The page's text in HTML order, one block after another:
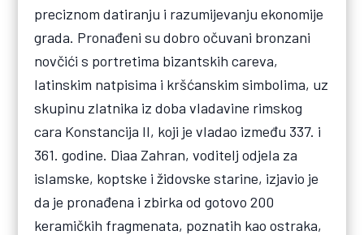
preciznom datiranju i razumijevanju ekonomije
grada. Pronađeni su dobro očuvani bronzani
novčići s portretima bizantskih careva,
latinskim natpisima i kršćanskim simbolima, uz
skupinu zlatnika iz doba vladavine rimskog
cara Konstancija II, koji je vladao između 337. i
361. godine. Diaa Zahran, voditelj odjela za
islamske, koptske i židovske starine, izjavio je
da je pronađena i zbirka od gotovo 200
keramičkih fragmenata, poznatih kao ostraka,